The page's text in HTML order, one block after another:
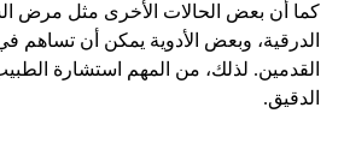
كما أن بعض الحالات الأخرى مثل مرض
الدرقية، وبعض الأدوية يمكن أن تساهم
القدمين. لذلك، من المهم استشارة
الدقيق.